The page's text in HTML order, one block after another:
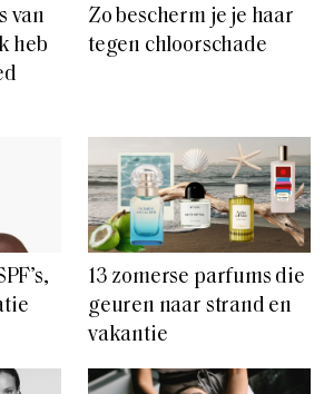
van
heb
Zo bescherm je je haar
tegen chloorschade
13 zomerse parfums die
geuren naar strand en
vakantie